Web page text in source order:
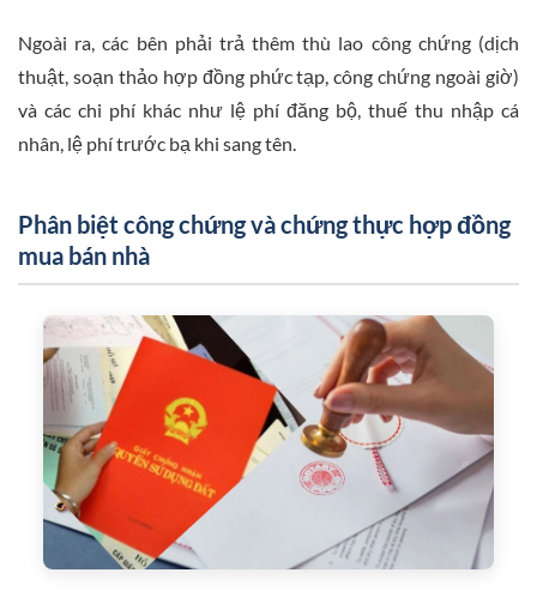
Ngoài ra, các bên phải trả thêm thù lao công chứng (dịch
thuật, soạn thảo hợp đồng phức tạp, công chứng ngoài giờ)
và các chi phí khác như lệ phí đăng bộ, thuế thu nhập cá
nhân, lệ phí trước bạ khi sang tên.
Phân biệt công chứng và chứng thực hợp đồng
mua bán nhà